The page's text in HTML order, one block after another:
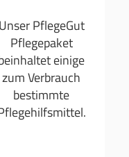
Unser PflegeGut
Pflegepaket
einige
zum Verbrauch
bestimmte